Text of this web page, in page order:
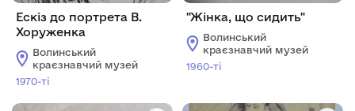
Ескіз до портрета В.
Хоруженка
Волинський
краєзнавчий музей
1970-ті
"Жінка, що сидить"
Волинський
краєзнавчий музей
1960-ті